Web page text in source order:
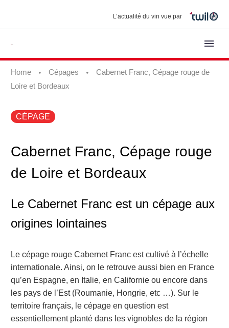
L’actualité du vin vue par
Home Cépages
Cabernet Franc, Cépage rouge de
Loire et Bordeaux
CÉPAGE
Cabernet Franc, Cépage rouge
de Loire et Bordeaux
Le Cabernet Franc est un cépage aux
origines lointaines
Le cépage rouge Cabernet Franc est cultivé à l’échelle
internationale. Ainsi, on le retrouve aussi bien en France
qu’en Espagne, en Italie, en Californie ou encore dans
les pays de l’Est (Roumanie, Hongrie, etc …). Sur le
territoire français, le cépage en question est
essentiellement planté dans les vignobles de la région